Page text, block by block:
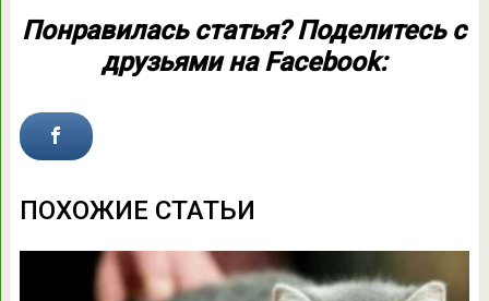
Понравилась статья? Поделитесь с
друзьями на Facebook:
ПОХОЖИЕ СТАТЬИ